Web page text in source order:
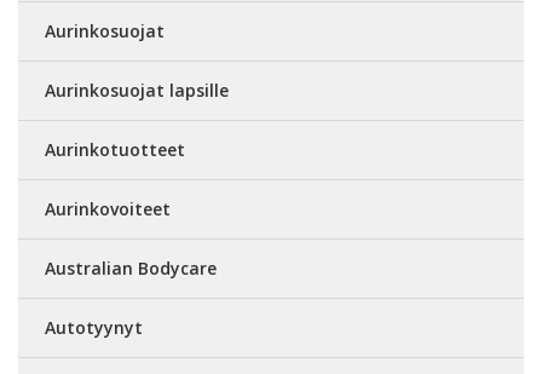
Aurinkosuojat
Aurinkosuojat lapsille
Aurinkotuotteet
Aurinkovoiteet
Australian Bodycare
Autotyynyt